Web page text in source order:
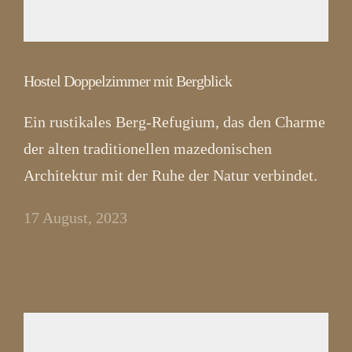
Hostel Doppelzimmer mit Bergblick
Ein rustikales Berg-Refugium, das den Charme
der alten traditionellen mazedonischen
Architektur mit der Ruhe der Natur verbindet.
17 August, 2023